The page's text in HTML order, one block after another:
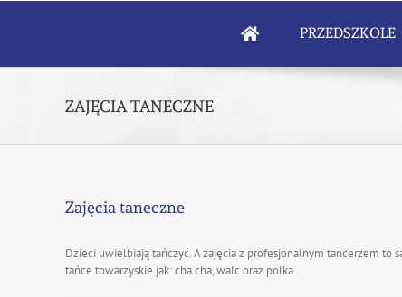
PRZEDSZKOLE
ZAJĘCIA TANECZNE
Zajęcia taneczne
Dzieci uwielbiają tańczyć. A zajęcia z profesjonalnym tancerzem to
tańce towarzyskie jak: cha cha, walc oraz polka.